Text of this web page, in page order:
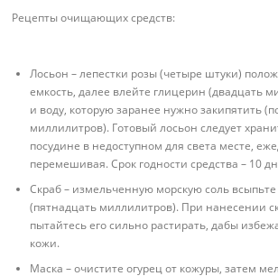
Рецепты очищающих средств:
Лосьон – лепестки розы (четыре штуки)
емкость, далее влейте глицерин (двадцать
и воду, которую заранее нужно закипятить
миллилитров). Готовый лосьон следует
посудине в недоступном для света месте,
перемешивая. Срок годности средства – 10
Скраб – измельченную морскую соль
(пятнадцать миллилитров). При нанесении
пытайтесь его сильно растирать, дабы
кожи.
Маска – очистите огурец от кожуры, затем